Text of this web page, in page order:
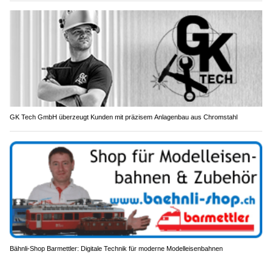
GK Tech GmbH überzeugt Kunden mit präzisem Anlagenbau aus Chromstahl
Bähnli-Shop Barmettler: Digitale Technik für moderne Modelleisenbahnen